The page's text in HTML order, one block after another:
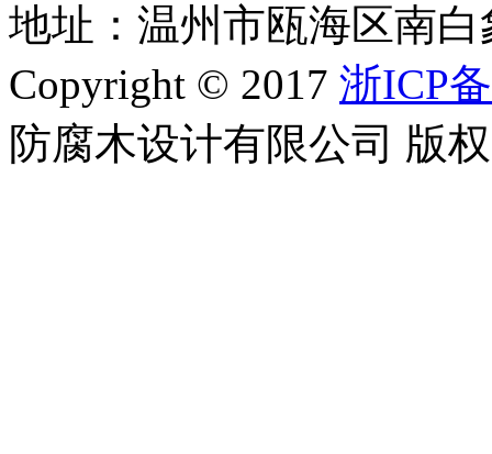
地址：温州市瓯海区南
Copyright © 2017 浙ICP
防腐木设计有限公司 版